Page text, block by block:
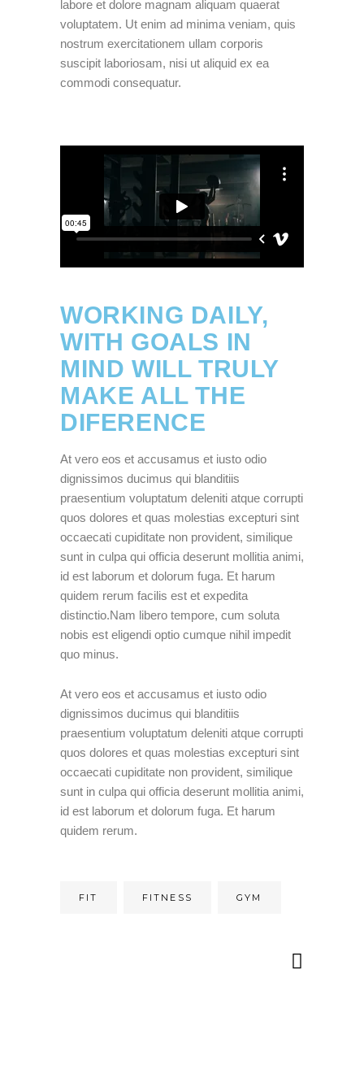
labore et dolore magnam aliquam quaerat
voluptatem. Ut enim ad minima veniam, quis
nostrum exercitationem ullam corporis
suscipit laboriosam, nisi ut aliquid ex ea
commodi consequatur.
WORKING DAILY,
WITH GOALS IN
MIND WILL TRULY
MAKE ALL THE
DIFERENCE
At vero eos et accusamus et iusto odio
dignissimos ducimus qui blanditiis
praesentium voluptatum deleniti atque corrupti
quos dolores et quas molestias excepturi sint
occaecati cupiditate non provident, similique
sunt in culpa qui officia deserunt mollitia animi,
id est laborum et dolorum fuga. Et harum
quidem rerum facilis est et expedita
distinctio.Nam libero tempore, cum soluta
nobis est eligendi optio cumque nihil impedit
quo minus.
At vero eos et accusamus et iusto odio
dignissimos ducimus qui blanditiis
praesentium voluptatum deleniti atque corrupti
quos dolores et quas molestias excepturi sint
occaecati cupiditate non provident, similique
sunt in culpa qui officia deserunt mollitia animi,
id est laborum et dolorum fuga. Et harum
quidem rerum.
FIT FITNESS GYM